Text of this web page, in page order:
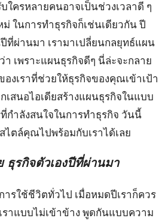
ใครหลายคนอาจเป็นช่วงเวลาดี ๆ
ในการทำธุรกิจก็เช่นเดียวกัน ปี
ที่ผ่านมา เรามาเปลี่ยนกลยุทธ์แผน
า เพราะแผนธุรกิจดีๆ นี่ล่ะจะกลาย
งเราที่ช่วยให้ธุรกิจของคุณเข้าเป้า
เสนอไอเดียสร้างแผนธุรกิจในแบบ
กำลังสนใจในการทำธุรกิจ วันนี้
ไตล์คุณไปพร้อมกับเราได้เลย
ธุรกิจตัวเองปีที่ผ่านมา
ารใช้ชีวิตทั่วไป เมื่อหมดปีเราก็ควร
ราแบบไม่เข้าข้าง พูดกันแบบความ